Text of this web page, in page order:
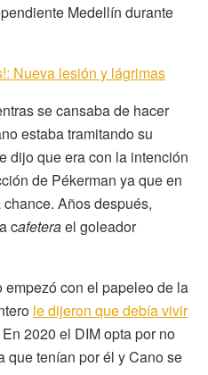
Medellín durante
Nueva lesión y lágrimas
se cansaba de hacer
estaba tramitando su
dijo que era con la intención
de Pékerman ya que en
Años después,
cafeterael goleador
con el papeleo de la
le dijeron que debía vivir
2020 el DIM opta por no
que tenían por él y Cano se